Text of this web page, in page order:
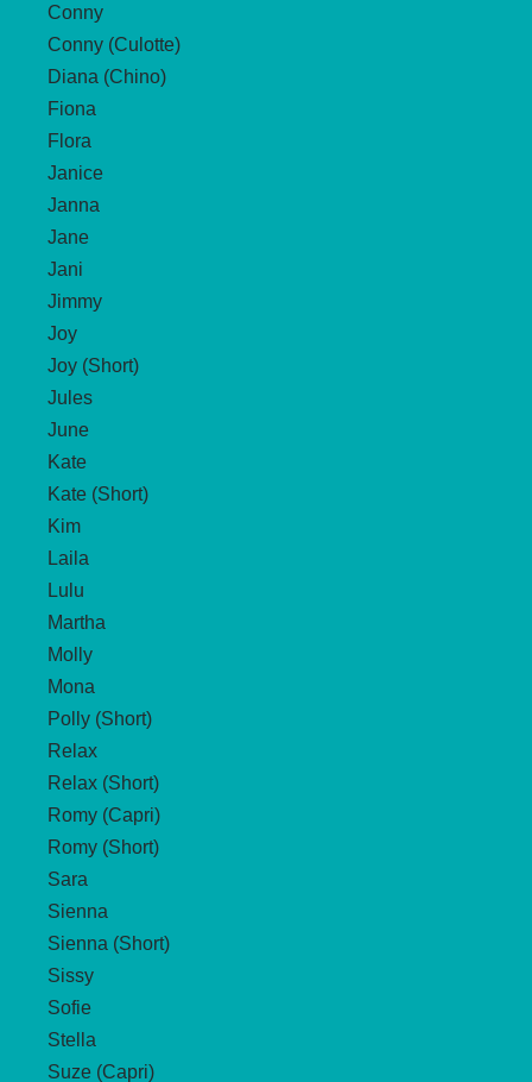
Conny
Conny (Culotte)
Diana (Chino)
Fiona
Flora
Janice
Janna
Jane
Jani
Jimmy
Joy
Joy (Short)
Jules
June
Kate
Kate (Short)
Kim
Laila
Lulu
Martha
Molly
Mona
Polly (Short)
Relax
Relax (Short)
Romy (Capri)
Romy (Short)
Sara
Sienna
Sienna (Short)
Sissy
Sofie
Stella
Suze (Capri)